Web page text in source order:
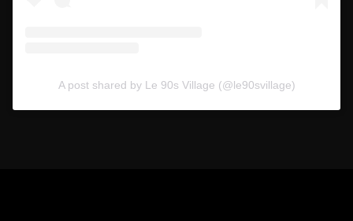
A post shared by Le 90s Village (@le90svillage)